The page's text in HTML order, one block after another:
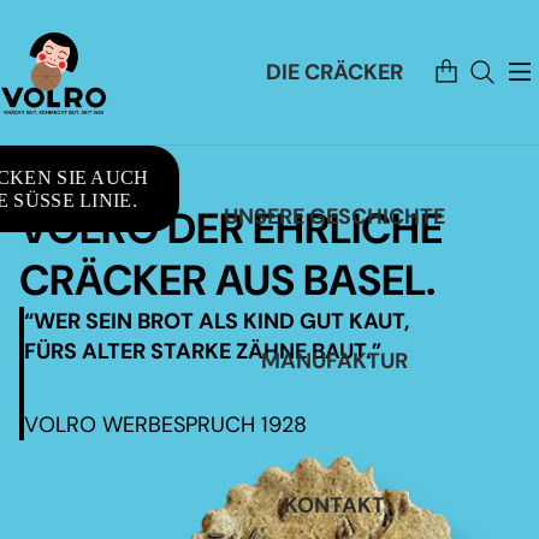
DIE CRÄCKER
UNSERE GESCHICHTE
MANUFAKTUR
KONTAKT
Artikel
im
Warenkorb
SIE AUCH
SÜSSE LINIE.
VOLRO DER EHRLICHE
CRÄCKER AUS BASEL.
“WER SEIN BROT ALS KIND GUT KAUT,
FÜRS ALTER STARKE ZÄHNE BAUT.”
VOLRO WERBESPRUCH 1928